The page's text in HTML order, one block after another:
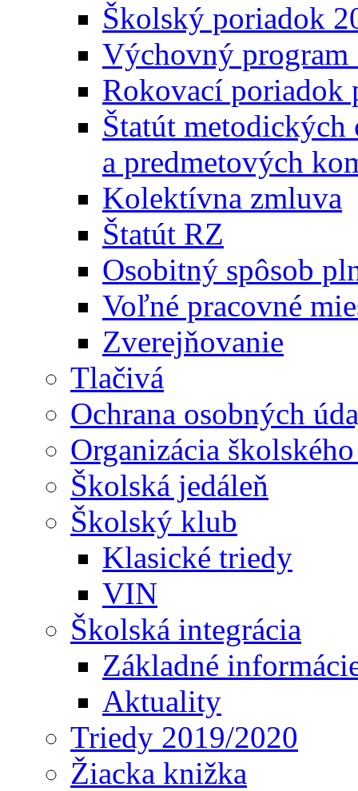
Školský poriadok
Výchovný
Rokovací poriadok
Štatút
a predmetových
Kolektívna zmluva
Štatút RZ
Osobitný spôsob
Voľné pracovné
Zverejňovanie
Tlačivá
Ochrana osobných
Organizácia
Školská jedáleň
Školský klub
Klasické triedy
VIN
Školská integrácia
Základné
Aktuality
Triedy 2019/2020
Žiacka knižka